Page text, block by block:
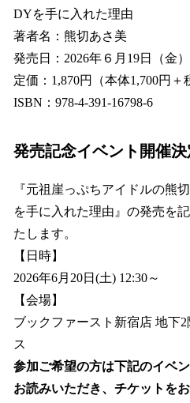
DYを手に入れた理由
著者名：熊切あさ美
発売日：2026年６月19日（金）
定価：1,870円（本体1,700円＋
ISBN：978-4-391-16798-6
発売記念イベント開催決
『元祖崖っぷちアイドルの熊
を手に入れた理由』の発売を
たします。
【日時】
2026年6月20日(土) 12:30～
【会場】
ブックファースト新宿店 地下
ス
参加ご希望の方は下記のイベ
お読みいただき、チケットをお